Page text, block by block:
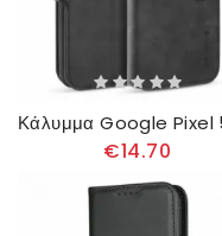
€14.70